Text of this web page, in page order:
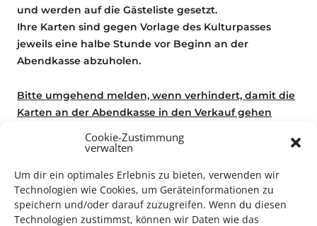
Cookie-Zustimmung
verwalten
Um dir ein optimales Erlebnis zu bieten, verwenden wir
Technologien wie Cookies, um Geräteinformationen zu
speichern und/oder darauf zuzugreifen. Wenn du diesen
Technologien zustimmst, können wir Daten wie das
und werden auf die Gästeliste gesetzt.
Ihre Karten sind gegen Vorlage des Kulturpasses
jeweils eine halbe Stunde vor Beginn an der
Abendkasse abzuholen.
Bitte umgehend melden, wenn verhindert, damit die
Karten an der Abendkasse in den Verkauf gehen